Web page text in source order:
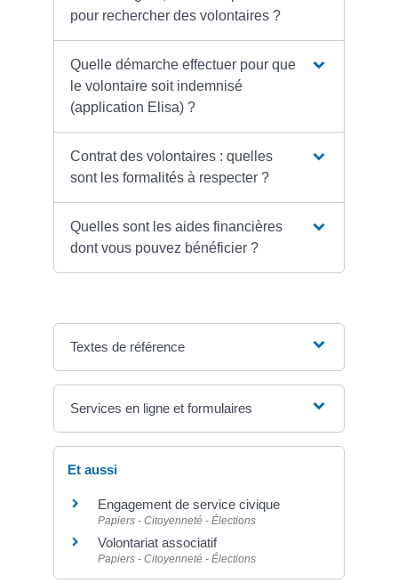
pour rechercher des volontaires ?
Quelle démarche effectuer pour que
le volontaire soit indemnisé
(application Elisa) ?
Contrat des volontaires : quelles
sont les formalités à respecter ?
Quelles sont les aides financières
dont vous pouvez bénéficier ?
Textes de référence
Services en ligne et formulaires
Et aussi
Engagement de service civique
Papiers - Citoyenneté - Élections
Volontariat associatif
Papiers - Citoyenneté - Élections